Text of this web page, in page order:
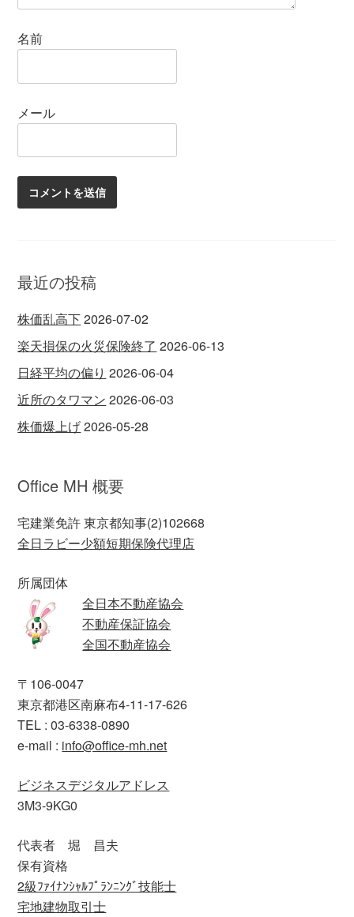
名前
メール
最近の投稿
株価乱高下2026-07-02
楽天損保の火災保険終了 2026-06-13
日経平均の偏り 2026-06-04
近所のタワマン 2026-06-03
株価爆上げ2026-05-28
Office MH 概要
宅建業免許 東京都知事(2)102668
全日ラビー少額短期保険代理店
所属団体
全日本不動産協会
不動産保証協会
全国不動産協会
〒106-0047
東京都港区南麻布4-11-17-626
TEL : 03-6338-0890
e-mail : info@office-mh.net
ビジネスデジタルアドレス
3M3-9KG0
代表者 堀 昌夫
保有資格
2級ﾌｧｲﾅﾝｼｬﾙﾌﾟﾗﾝﾆﾝｸﾞ技能士
宅地建物取引士